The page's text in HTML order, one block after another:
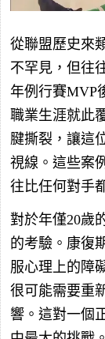
從聯盟歷史來
不罕見，但往
年例行賽MVP
職業生涯就此
腱撕裂，讓這
視線。這些案
往比任何對手
對於年僅20歲
的考驗。康復
服心理上的障
很可能需要重
響。這對一個